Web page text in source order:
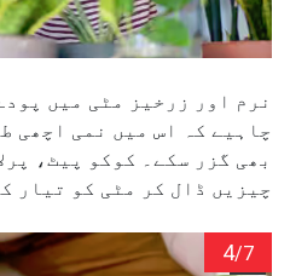
نرم اور زرخیز مٹی میں
چاہیے کہ اس میں نمی اچھی
بھی گزر سکے۔ کوکو پیٹ،
چیزیں ڈال کر مٹی کو تیار
4/7